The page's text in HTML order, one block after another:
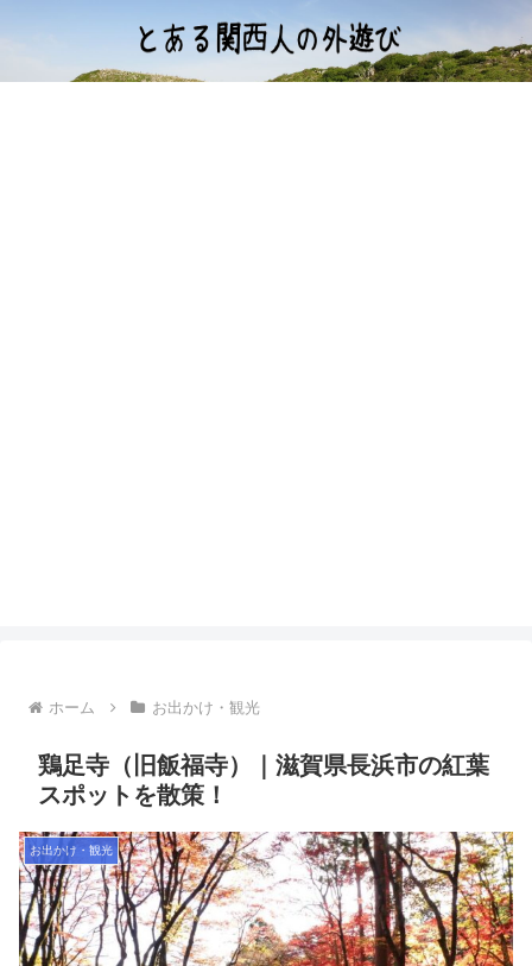
ホーム お出かけ・観光
鶏足寺（旧飯福寺）｜滋賀県長浜市の紅葉
スポットを散策！
お出かけ・観光